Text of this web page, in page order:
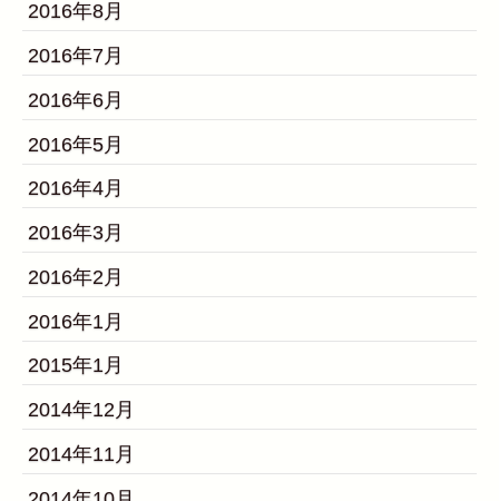
2016年8月
2016年7月
2016年6月
2016年5月
2016年4月
2016年3月
2016年2月
2016年1月
2015年1月
2014年12月
2014年11月